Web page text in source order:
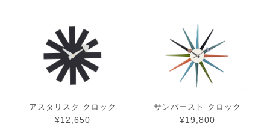
アスタリスク クロック
¥12,650
サンバースト クロック
¥19,800